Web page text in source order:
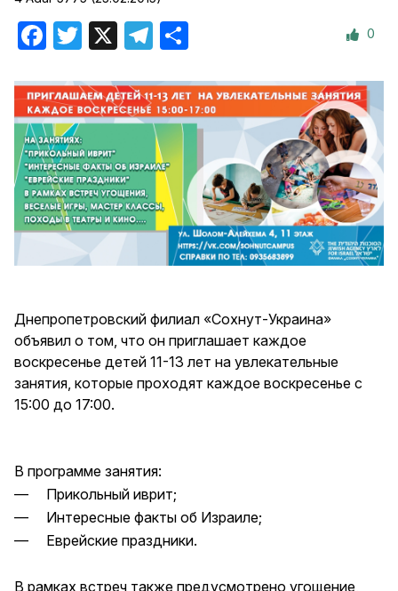
Facebook
Twitter Telegram 0
Днепропетровский филиал «Сохнут-Украина»
объявил о том, что он приглашает каждое
воскресенье детей 11-13 лет на увлекательные
занятия, которые проходят каждое воскресенье с
15:00 до 17:00.
В программе занятия:
— Прикольный иврит;
— Интересные факты об Израиле;
— Еврейские праздники.
В рамках встреч также предусмотрено угощение,